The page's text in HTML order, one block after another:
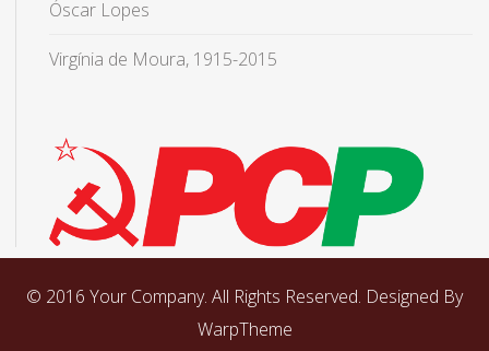
Óscar Lopes
Virgínia de Moura, 1915-2015
© 2016 Your Company. All Rights Reserved. Designed By
WarpTheme